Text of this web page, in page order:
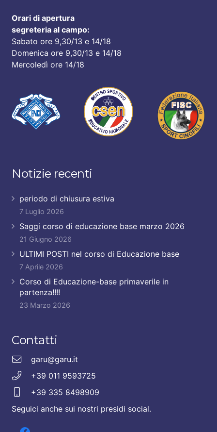
Orari di apertura
segreteria al campo:
Sabato ore 9,30/13 e 14/18
Domenica ore 9,30/13 e 14/18
Mercoledì ore 14/18
Notizie recenti
periodo di chiusura estiva
7 Luglio 2026
Saggi corso di educazione base marzo 2026
21 Giugno 2026
ULTIMI POSTI nel corso di Educazione base
7 Aprile 2026
Corso di Educazione-base primaverile in
partenza!!!!
23 Marzo 2026
Contatti
garu@garu.it
+39 011 9593725
+39 335 8498909
Seguici anche sui nostri presidi social.